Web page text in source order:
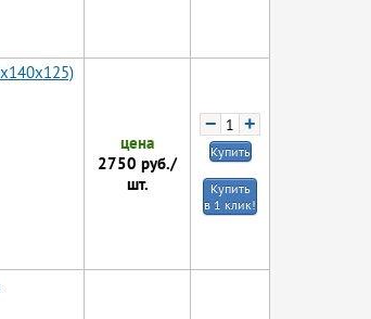
цена
2750 руб./
шт.
− +
Купить
Купить
в 1 клик!